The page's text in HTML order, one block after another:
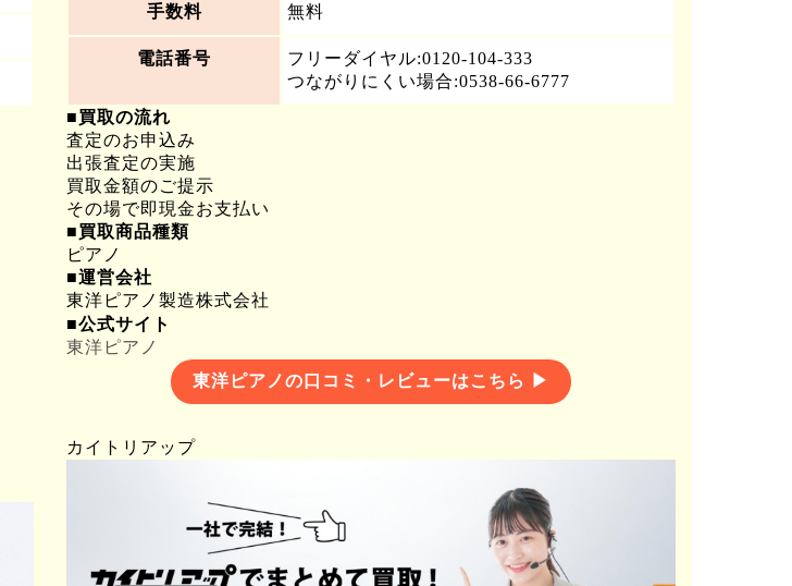
手数料 無料
電話番号
フリーダイヤル:0120-104-333
つながりにくい場合:0538-66-6777
■買取の流れ
査定のお申込み
出張査定の実施
買取金額のご提示
その場で即現金お支払い
■買取商品種類
ピアノ
■運営会社
東洋ピアノ製造株式会社
■公式サイト
東洋ピアノ
東洋ピアノの口コミ・レビューはこちら ▶
カイトリアップ